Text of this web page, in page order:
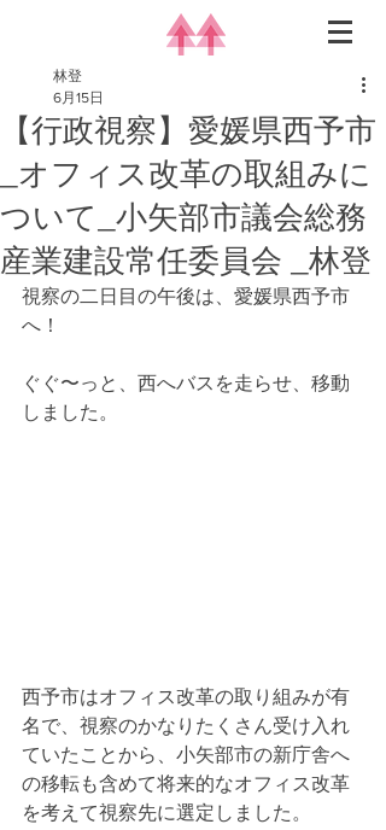
【行政視察】愛媛県西予市
_オフィス改革の取組みに
ついて_小矢部市議会総務
産業建設常任委員会 _林登
林登
6月15日
視察の二日目の午後は、愛媛県西予市
へ！
ぐぐ〜っと、西へバスを走らせ、移動
しました。
西予市はオフィス改革の取り組みが有
名で、視察のかなりたくさん受け入れ
ていたことから、小矢部市の新庁舎へ
の移転も含めて将来的なオフィス改革
を考えて視察先に選定しました。